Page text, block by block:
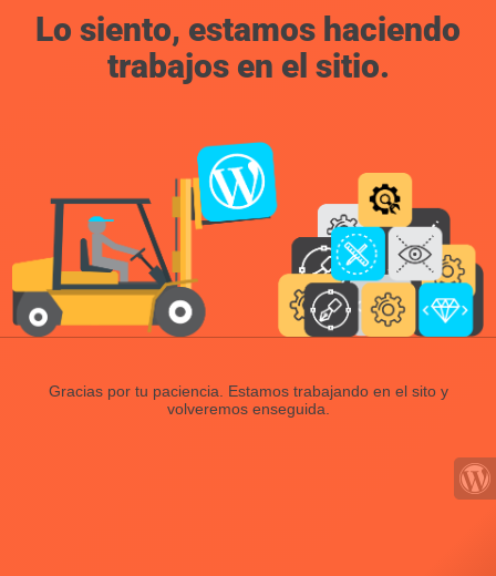
Lo siento, estamos haciendo
trabajos en el sitio.
Gracias por tu paciencia. Estamos trabajando en el sito y
volveremos enseguida.